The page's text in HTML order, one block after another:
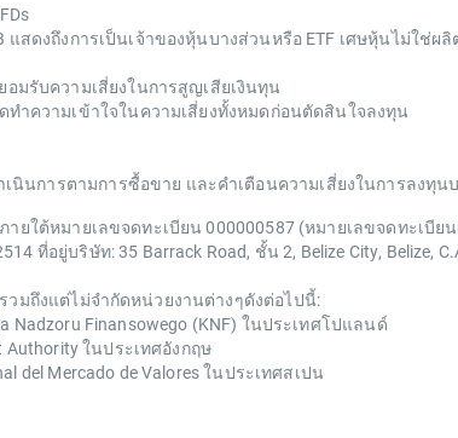
สดงถึงการเป็นเจ้าของหุ้นบางส่วนหรือ ETF เศษหุ้นไม่ใช่
รับความเสี่ยงในการสูญเสียเงินทุน
ำความเข้าใจในความเสี่ยงทั้งหมดก่อนตัดสินใจลงทุน
เนินการตามการซื้อขาย และคำเตือนความเสี่ยงในการลงทุน
ยใต้หมายเลขจดทะเบียน 000000587 (หมายเลขจดทะเบี
ที่อยู่บริษัท: 35 Barrack Road, ชั้น 2, Belize City, Belize,
วมถึงแต่ไม่จำกัดหน่วยงานต่างๆดังต่อไปนี้:
Nadzoru Finansowego (KNF) ในประเทศโปแลนด์
ในประเทศอังกฤษ
del Mercado de Valores ในประเทศสเปน